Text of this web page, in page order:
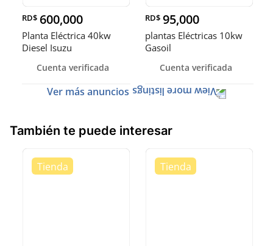
RD$ 600,000
Planta Eléctrica 40kw
Diesel Isuzu
Cuenta verificada
RD$ 95,000
plantas Eléctricas 10kw
Gasoil
Cuenta verificada
Ver más anuncios
También te puede interesar